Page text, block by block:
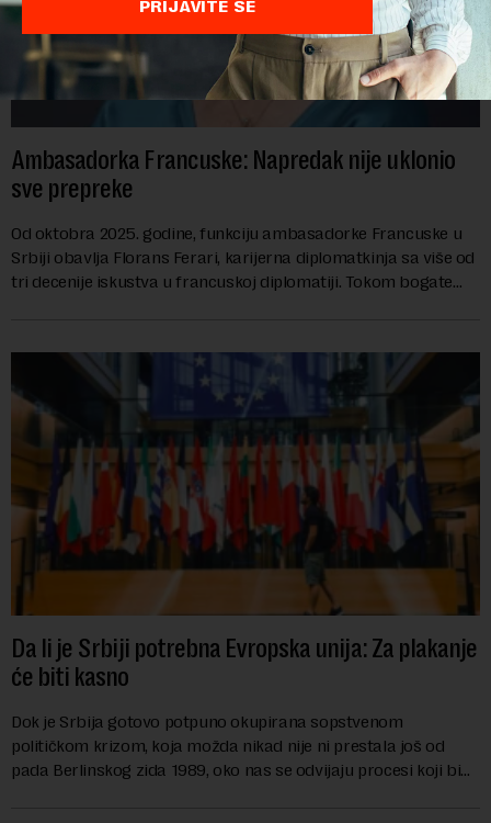
Ambasadorka Francuske: Napredak nije uklonio
sve prepreke
Od oktobra 2025. godine, funkciju ambasadorke Francuske u
Srbiji obavlja Florans Ferari, karijerna diplomatkinja sa više od
tri decenije iskustva u francuskoj diplomatiji. Tokom bogate
Da li je Srbiji potrebna Evropska unija: Za plakanje
će biti kasno
Dok je Srbija gotovo potpuno okupirana sopstvenom
političkom krizom, koja možda nikad nije ni prestala još od
pada Berlinskog zida 1989, oko nas se odvijaju procesi koji bi
PRIJAVITE SE